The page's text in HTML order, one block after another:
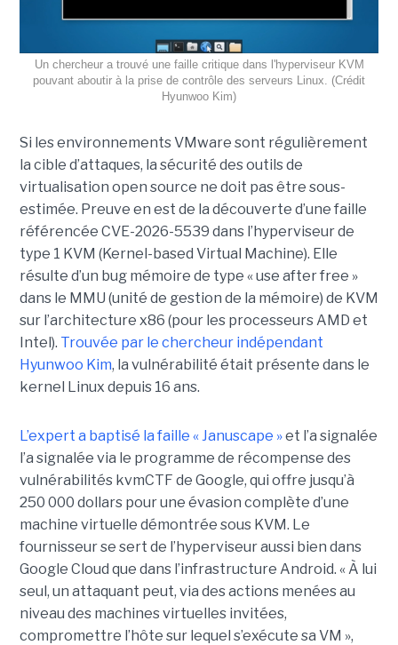
Un chercheur a trouvé une faille critique dans l'hyperviseur KVM
pouvant aboutir à la prise de contrôle des serveurs Linux. (Crédit
Hyunwoo Kim)
Si les environnements VMware sont régulièrement
la cible d’attaques, la sécurité des outils de
virtualisation open source ne doit pas être sous-
estimée. Preuve en est de la découverte d’une faille
référencée CVE-2026-5539 dans l’hyperviseur de
type 1 KVM (Kernel-based Virtual Machine). Elle
résulte d’un bug mémoire de type « use after free »
dans le MMU (unité de gestion de la mémoire) de KVM
sur l’architecture x86 (pour les processeurs AMD et
Intel). Trouvée par le chercheur indépendant
Hyunwoo Kim, la vulnérabilité était présente dans le
kernel Linux depuis 16 ans.
L’expert a baptisé la faille « Januscape »et l’a signalée
l’a signalée via le programme de récompense des
vulnérabilités kvmCTF de Google, qui offre jusqu’à
250 000 dollars pour une évasion complète d’une
machine virtuelle démontrée sous KVM. Le
fournisseur se sert de l’hyperviseur aussi bien dans
Google Cloud que dans l’infrastructure Android. « À lui
seul, un attaquant peut, via des actions menées au
niveau des machines virtuelles invitées,
compromettre l’hôte sur lequel s’exécute sa VM »,